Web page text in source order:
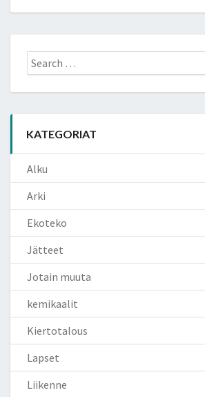
Search
for:
KATEGORIAT
Alku
Arki
Ekoteko
Jätteet
Jotain muuta
kemikaalit
Kiertotalous
Lapset
Liikenne